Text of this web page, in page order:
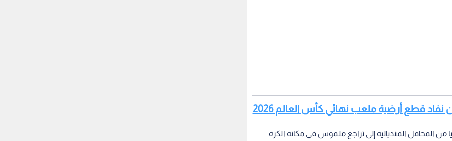
نفاد قطع أرضية ملعب نهائي كأس العالم 2026
من المحافل المنديالية إلى تراجع ملموس في مكانة الكرة